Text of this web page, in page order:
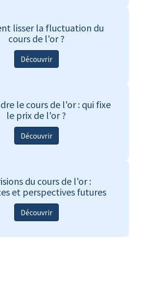
lisser la fluctuation du
cours de l'or ?
Découvrir
le cours de l'or : qui fixe
le prix de l'or ?
Découvrir
du cours de l'or :
et perspectives futures
Découvrir